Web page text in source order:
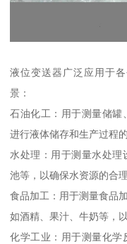
液位变送器广泛应用于
景：
石油化工：用于测量储罐
进行液体储存和生产过程的
水处理：用于测量水处理
池等，以确保水资源的合
食品加工：用于测量食品
如酒精、果汁、牛奶等，
化学工业：用于测量化学